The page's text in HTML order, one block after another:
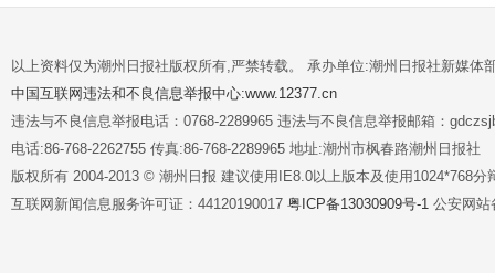
以上资料仅为潮州日报社版权所有,严禁转载。 承办单位:潮州日报社新媒体
中国互联网违法和不良信息举报中心:www.12377.cn
违法与不良信息举报电话：0768-2289965 违法与不良信息举报邮箱：
电话:86-768-2262755 传真:86-768-2289965 地址:潮州市枫春路潮州日报社
版权所有 2004-2013 © 潮州日报 建议使用IE8.0以上版本及使用1024*768分
互联网新闻信息服务许可证：44120190017 粤ICP备13030909号-1 公安网站